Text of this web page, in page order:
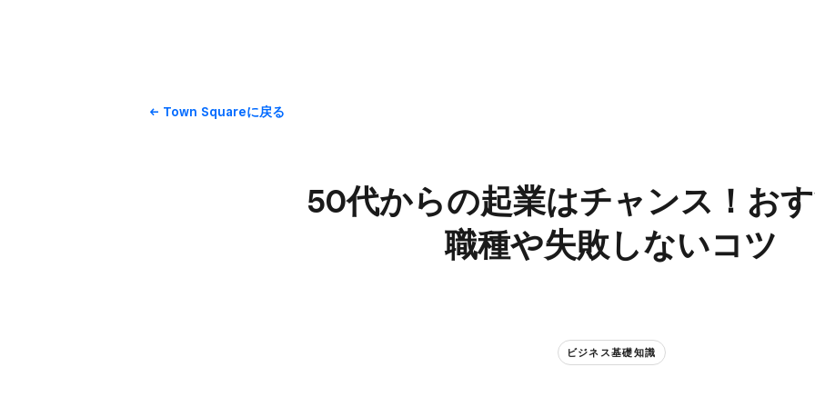
Town Squareに​戻る
50代からの​起業は​チャンス！​お
職種や​失敗しない​コツ
ビジネス基礎知識